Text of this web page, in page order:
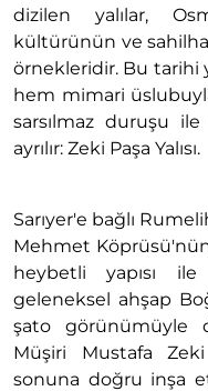
dizilen yalılar,
kültürünün ve
örnekleridir. Bu tarihi
hem mimari
sarsılmaz duruşu
ayrılır: Zeki Paşa Yalısı.
Sarıyer'e bağlı
Mehmet
heybetli yapısı ile
geleneksel ahşap
şato görünümüyle
Müşiri Mustafa Zeki
sonuna doğru inşa